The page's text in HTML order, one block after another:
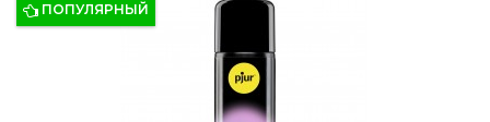
ПОПУЛЯРНЫЙ